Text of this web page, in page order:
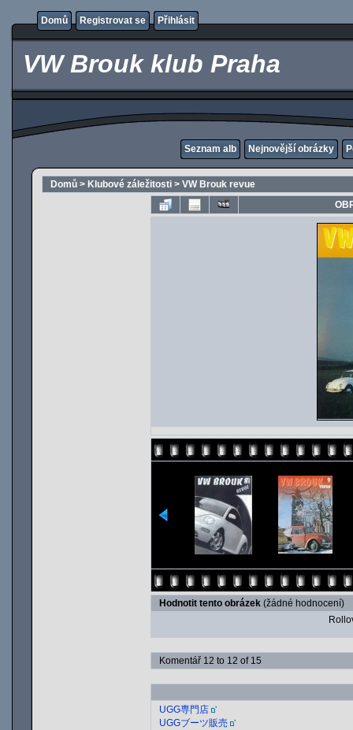
Domů Registrovat se Přihlásit
VW Brouk klub Praha
Seznam alb Nejnovější obrázky
Domů > Klubové záležitosti > VW Brouk revue
Hodnotit tento obrázek (žádné hodnocení)
Komentář 12 to 12 of 15
UGG専門店
UGGブーツ販売